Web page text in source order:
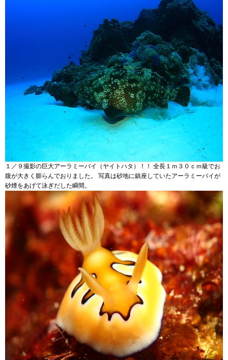
１／９撮影の巨大アーラミーバイ（ヤイトハタ）！！ 全長１ｍ３０ｃｍ級でお
腹が大きく膨らんでおりました。 写真は砂地に鎮座していたアーラミーバイが
砂煙をあげて泳ぎだした瞬間。